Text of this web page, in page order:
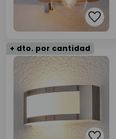
+ dto. por cantidad